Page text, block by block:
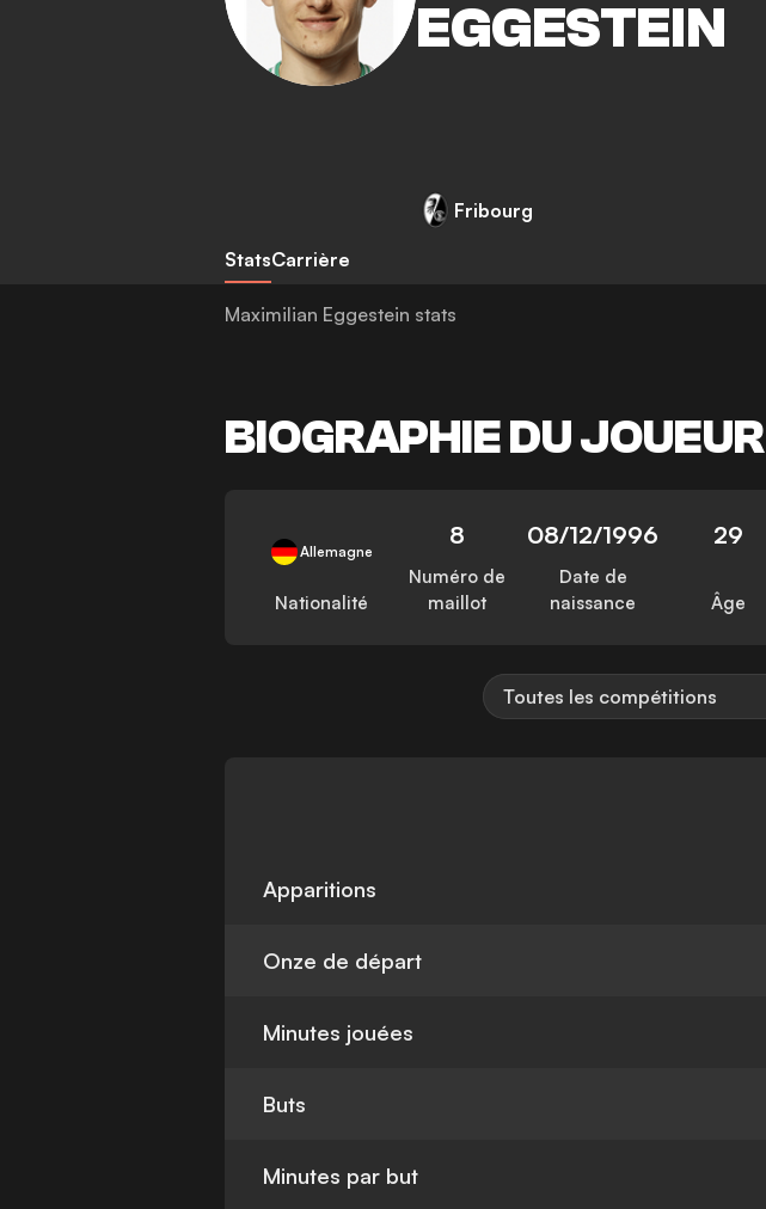
EGGESTEIN
Fribourg
StatsCarrière
Maximilian Eggestein stats
BIOGRAPHIE DU JOUEUR
Allemagne
Nationalité
8
Numéro de
maillot
08/12/1996
Date de
naissance
29
Âge
Toutes les compétitions
Apparitions
Onze de départ
Minutes jouées
Buts
Minutes par but